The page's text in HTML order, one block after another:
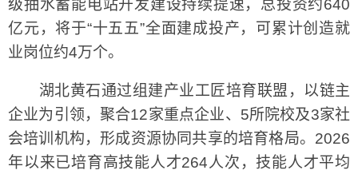
级抽水蓄能电站开发建设持续提速，总投资约640
亿元，将于“十五五”全面建成投产，可累计创造就
业岗位约4万个。
湖北黄石通过组建产业工匠培育联盟，以链主
企业为引领，聚合12家重点企业、5所院校及3家社
会培训机构，形成资源协同共享的培育格局。2026
年以来已培育高技能人才264人次，技能人才平均